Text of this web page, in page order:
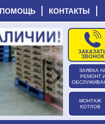
ПОМОЩЬ КОНТАКТЫ
ЗАЯВКА
РЕМОНТ
МОНТАЖ
КОТЛОВ
ЗВОНОК
›